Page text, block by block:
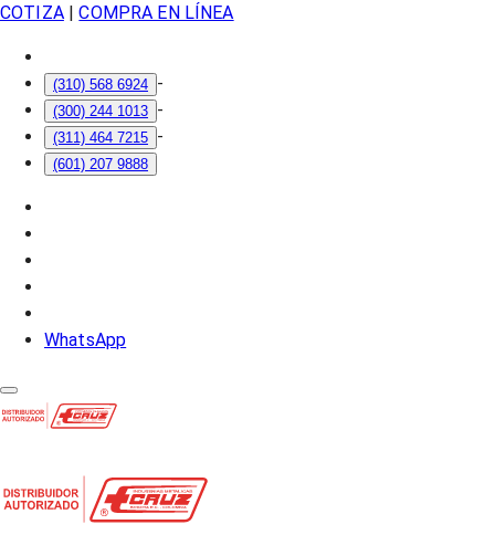
COTIZA| COMPRA EN LÍNEA
(310) 568 6924 -
(300) 244 1013 -
(311) 464 7215 -
(601) 207 9888
WhatsApp